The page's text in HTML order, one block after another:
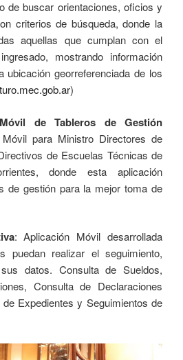
de buscar orientaciones, oficios y
criterios de búsqueda, donde la
aquellas que cumplan con el
mostrando información
georreferenciada de los
)
de Tableros de Gestión
para Ministro Directores de
de Escuelas Técnicas de
donde esta aplicación
de gestión para la mejor toma de
: Aplicación Móvil desarrollada
puedan realizar el seguimiento,
datos. Consulta de Sueldos,
Consulta de Declaraciones
Expedientes y Seguimientos de